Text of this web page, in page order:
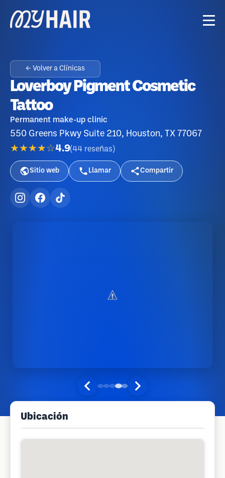
← Volver a Clínicas
Loverboy Pigment Cosmetic
Tattoo
Permanent make-up clinic
550 Greens Pkwy Suite 210, Houston, TX 77067
★★★★☆4.9(44 reseñas )
Sitio web Llamar Compartir
Ubicación